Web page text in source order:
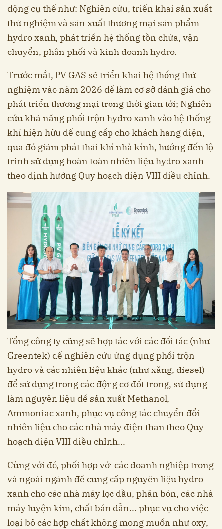
động cụ thể như: Nghiên cứu, triển khai sản xuất
thử nghiệm và sản xuất thương mại sản phẩm
hydro xanh, phát triển hệ thống tồn chứa, vận
chuyển, phân phối và kinh doanh hydro.
Trước mắt, PV GAS sẽ triển khai hệ thống thử
nghiệm vào năm 2026 để làm cơ sở đánh giá cho
phát triển thương mại trong thời gian tới; Nghiên
cứu khả năng phối trộn hydro xanh vào hệ thống
khí hiện hữu để cung cấp cho khách hàng điện,
qua đó giảm phát thải khí nhà kính, hướng đến lộ
trình sử dụng hoàn toàn nhiên liệu hydro xanh
theo định hướng Quy hoạch điện VIII điều chỉnh.
Tổng công ty cũng sẽ hợp tác với các đối tác (như
Greentek) để nghiên cứu ứng dụng phối trộn
hydro và các nhiên liệu khác (như xăng, diesel)
để sử dụng trong các động cơ đốt trong, sử dụng
làm nguyên liệu để sản xuất Methanol,
Ammoniac xanh, phục vụ công tác chuyển đổi
nhiên liệu cho các nhà máy điện than theo Quy
hoạch điện VIII điều chỉnh...
Cùng với đó, phối hợp với các doanh nghiệp trong
và ngoài ngành để cung cấp nguyên liệu hydro
xanh cho các nhà máy lọc dầu, phân bón, các nhà
máy luyện kim, chất bán dẫn... phục vụ cho việc
loại bỏ các hợp chất không mong muốn như oxy,